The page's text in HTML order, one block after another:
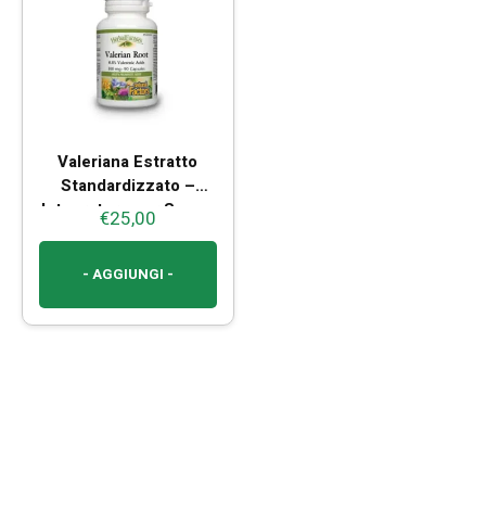
Valeriana Estratto
Standardizzato –
Integratore per Sonno
e Rilassamento
€25,00
- AGGIUNGI -